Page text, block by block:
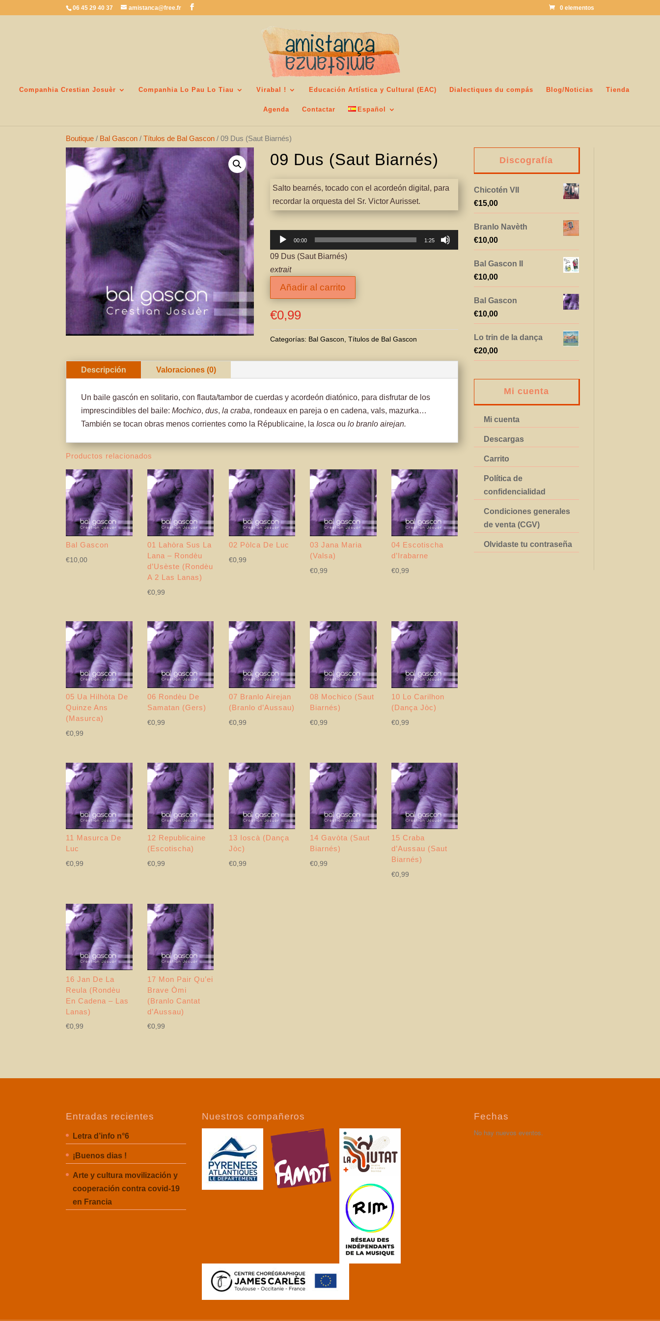
06 45 29 40 37 amistanca@free.fr 0 elementos
Companhia Crestian Josuèr Companhia Lo Pau Lo Tiau Virabal ! Educación Artística y Cultural (EAC) Dialectiques du compás Blog/Noticias Tienda
Agenda Contactar Español
Boutique / Bal Gascon /Títulos de Bal Gascon / 09 Dus (Saut Biarnés)
09 Dus (Saut Biarnés)
Salto bearnés, tocado con el acordeón digital, para
recordar la orquesta del Sr. Victor Aurisset.
Reproductor
de
00:00 1:25
09 Dus (Saut Biarnés)
extrait
Añadir al carrito
€0,99
Categorías: Bal Gascon, Títulos de Bal Gascon
Descripción Valoraciones (0)
Un baile gascón en solitario, con flauta/tambor de cuerdas y acordeón diatónico, para disfrutar de los
imprescindibles del baile:Mochico,dus,la craba, rondeaux en pareja o en cadena, vals, mazurka…
También se tocan obras menos corrientes como la Républicaine, la Ioscaoulo branlo airejan.
Productos relacionados
Bal Gascon
€10,00
01 Lahòra Sus La
Lana – Rondèu
d’Usèste (Rondèu
A 2 Las Lanas)
€0,99
02 Pòlca De Luc
€0,99
03 Jana Maria
(Valsa)
€0,99
04 Escotischa
d’Irabarne
€0,99
05 Ua Hilhòta De
Quinze Ans
(Masurca)
€0,99
06 Rondèu De
Samatan (Gers)
€0,99
07 Branlo Airejan
(Branlo d’Aussau)
€0,99
08 Mochico (Saut
Biarnés)
€0,99
10 Lo Carilhon
(Dança Jòc)
€0,99
11 Masurca De
Luc
€0,99
12 Republicaine
(Escotischa)
€0,99
13 Ioscà (Dança
Jòc)
€0,99
14 Gavòta (Saut
Biarnés)
€0,99
15 Craba
d’Aussau (Saut
Biarnés)
€0,99
16 Jan De La
Reula (Rondèu
En Cadena – Las
Lanas)
€0,99
17 Mon Pair Qu’ei
Brave Òmi
(Branlo Cantat
d’Aussau)
€0,99
Discografía
Chicotén VII
€15,00
Branlo Navèth
€10,00
Bal Gascon II
€10,00
Bal Gascon
€10,00
Lo trin de la dança
€20,00
Mi cuenta
Mi cuenta
Descargas
Carrito
Política de
confidencialidad
Condiciones generales
de venta (CGV)
Olvidaste tu contraseña
Entradas recientes
Letra d’info n°6
¡Buenos dias !
Arte y cultura movilización y
cooperación contra covid-19
en Francia
Nuestros compañeros Fechas
No hay nuevos eventos.